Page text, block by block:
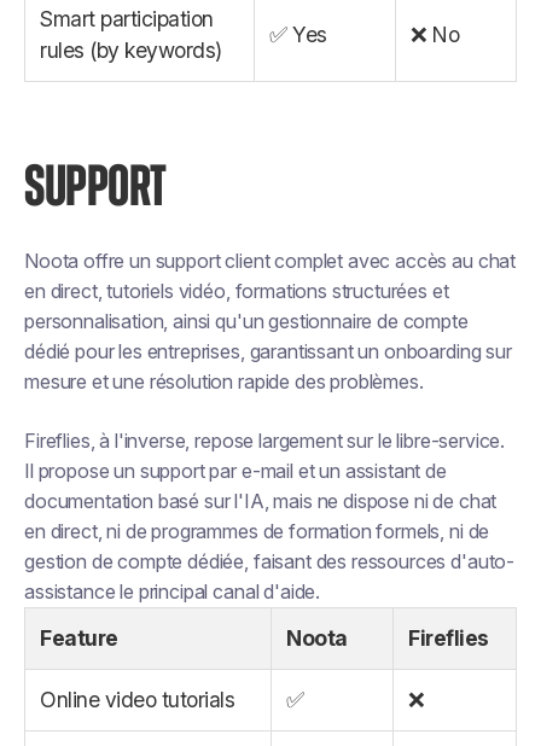
Smart participation
rules (by keywords)
✅ Yes ❌ No
SUPPORT
Noota offre un support client complet avec accès au chat
en direct, tutoriels vidéo, formations structurées et
personnalisation, ainsi qu'un gestionnaire de compte
dédié pour les entreprises, garantissant un onboarding sur
mesure et une résolution rapide des problèmes.
Fireflies, à l'inverse, repose largement sur le libre-service.
Il propose un support par e-mail et un assistant de
documentation basé sur l'IA, mais ne dispose ni de chat
en direct, ni de programmes de formation formels, ni de
gestion de compte dédiée, faisant des ressources d'auto-
assistance le principal canal d'aide.
Feature Noota Fireflies
Online video tutorials ✅ ❌